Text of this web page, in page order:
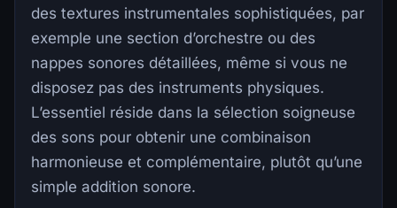
des textures instrumentales sophistiquées, par
exemple une section d’orchestre ou des
nappes sonores détaillées, même si vous ne
disposez pas des instruments physiques.
L’essentiel réside dans la sélection soigneuse
des sons pour obtenir une combinaison
harmonieuse et complémentaire, plutôt qu’une
simple addition sonore.